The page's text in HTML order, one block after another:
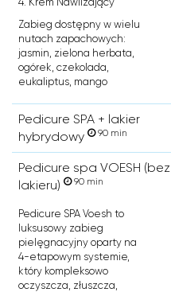
Zabieg dostępny w wielu
nutach zapachowych:
jasmin, zielona herbata,
ogórek, czekolada,
eukaliptus, mango
Pedicure SPA + lakier
hybrydowy
90 min
Pedicure spa VOESH (bez
lakieru)
90 min
Pedicure SPA Voesh to
luksusowy zabieg
pielęgnacyjny oparty na
4-etapowym systemie,
który kompleksowo
oczyszcza, złuszcza,